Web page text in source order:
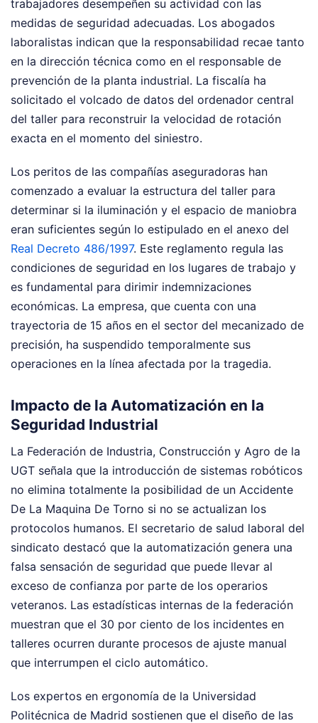
trabajadores desempeñen su actividad con las
medidas de seguridad adecuadas. Los abogados
laboralistas indican que la responsabilidad recae tanto
en la dirección técnica como en el responsable de
prevención de la planta industrial. La fiscalía ha
solicitado el volcado de datos del ordenador central
del taller para reconstruir la velocidad de rotación
exacta en el momento del siniestro.
Los peritos de las compañías aseguradoras han
comenzado a evaluar la estructura del taller para
determinar si la iluminación y el espacio de maniobra
eran suficientes según lo estipulado en el anexo del
Real Decreto 486/1997. Este reglamento regula las
condiciones de seguridad en los lugares de trabajo y
es fundamental para dirimir indemnizaciones
económicas. La empresa, que cuenta con una
trayectoria de 15 años en el sector del mecanizado de
precisión, ha suspendido temporalmente sus
operaciones en la línea afectada por la tragedia.
Impacto de la Automatización en la
Seguridad Industrial
La Federación de Industria, Construcción y Agro de la
UGT señala que la introducción de sistemas robóticos
no elimina totalmente la posibilidad de un Accidente
De La Maquina De Torno si no se actualizan los
protocolos humanos. El secretario de salud laboral del
sindicato destacó que la automatización genera una
falsa sensación de seguridad que puede llevar al
exceso de confianza por parte de los operarios
veteranos. Las estadísticas internas de la federación
muestran que el 30 por ciento de los incidentes en
talleres ocurren durante procesos de ajuste manual
que interrumpen el ciclo automático.
Los expertos en ergonomía de la Universidad
Politécnica de Madrid sostienen que el diseño de las